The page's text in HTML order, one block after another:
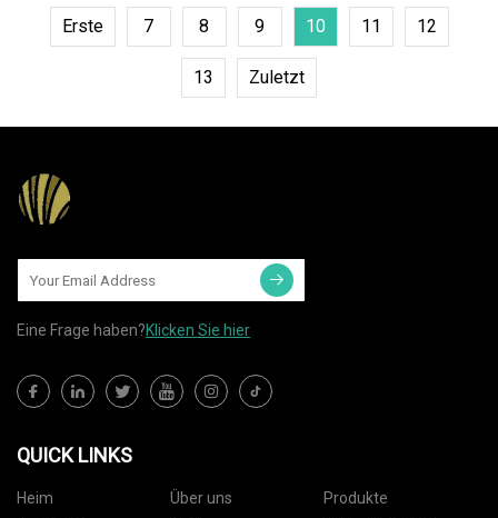
Erste 7 8 9 10 11 12
13 Zuletzt
Eine Frage haben?Klicken Sie hier
QUICK LINKS
Heim Über uns
Produkte